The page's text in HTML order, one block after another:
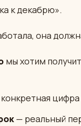
к декабрю».
она
мы хотим
— реальный